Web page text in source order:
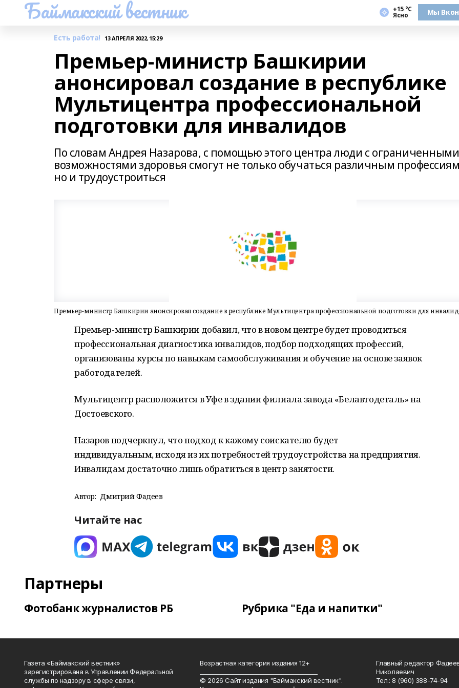
Баймакский вестник +15 °С
Ясно Мы
Есть работа! 13 АПРЕЛЯ 2022, 15:29
Премьер-министр Башкирии
анонсировал создание в республике
Мультицентра профессиональной
подготовки для инвалидов
По словам Андрея Назарова, с помощью этого центра люди с ограниченными
возможностями здоровья смогут не только обучаться различным
но и трудоустроиться
Премьер-министр Башкирии анонсировал создание в республике Мультицентра профессиональной подготовки для
Премьер-министр Башкирии добавил, что в новом центре будет проводиться
профессиональная диагностика инвалидов, подбор подходящих профессий,
организованы курсы по навыкам самообслуживания и обучение на основе заявок
работодателей.
Мультицентр расположится в Уфе в здании филиала завода «Белавтодеталь» на
Достоевского.
Назаров подчеркнул, что подход к кажому соискателю будет
индивидуальным, исходя из их потребностей трудоустройства на предприятия.
Инвалидам достаточно лишь обратиться в центр занятости.
Автор: Дмитрий Фадеев
Читайте нас
Партнеры
Фотобанк журналистов РБ Рубрика "Еда и напитки"
Газета «Баймакский вестник»
зарегистрирована в Управлении Федеральной
службы по надзору в сфере связи,
Возрастная категория издания 12+
© 2026 Сайт издания "Баймакский вестник".
Главный редактор
Николаевич
Тел.: 8 (960) 388-74-94